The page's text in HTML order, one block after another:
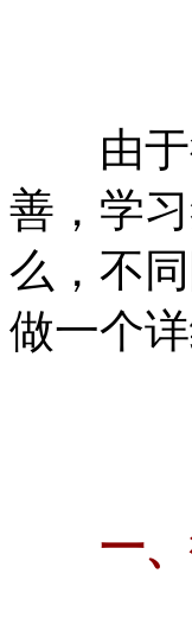
由于德
善，学
么，不
做一个
一